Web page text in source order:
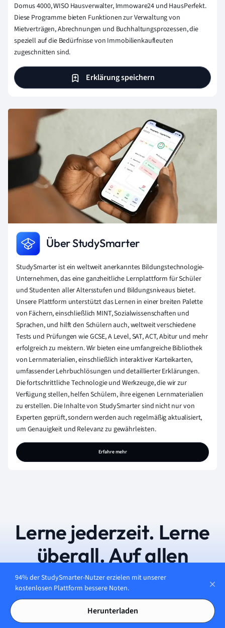
Domus 4000, WISO Hausverwalter, Immoware24 und HausPerfekt.
Diese Programme bieten Funktionen zur Verwaltung von
Mietverträgen, Abrechnungen und Buchhaltungsprozessen, die
speziell auf die Bedürfnisse von Immobilienkaufleuten
zugeschnitten sind.
Erklärung speichern
Über StudySmarter
StudySmarter ist ein weltweit anerkanntes Bildungstechnologie-
Unternehmen, das eine ganzheitliche Lernplattform für Schüler
und Studenten aller Altersstufen und Bildungsniveaus bietet.
Unsere Plattform unterstützt das Lernen in einer breiten Palette
von Fächern, einschließlich MINT, Sozialwissenschaften und
Sprachen, und hilft den Schülern auch, weltweit verschiedene
Tests und Prüfungen wie GCSE, A Level, SAT, ACT, Abitur und mehr
erfolgreich zu meistern. Wir bieten eine umfangreiche Bibliothek
von Lernmaterialien, einschließlich interaktiver Karteikarten,
umfassender Lehrbuchlösungen und detaillierter Erklärungen.
Die fortschrittliche Technologie und Werkzeuge, die wir zur
Verfügung stellen, helfen Schülern, ihre eigenen Lernmaterialien
zu erstellen. Die Inhalte von StudySmarter sind nicht nur von
Experten geprüft, sondern werden auch regelmäßig aktualisiert,
um Genauigkeit und Relevanz zu gewährleisten.
Erfahre mehr
Lerne jederzeit. Lerne
überall. Auf allen
Geräten.
Kostenfrei loslegen
94% der StudySmarter-Nutzer erzielen mit unserer
kostenlosen Plattform bessere Noten.
Herunterladen